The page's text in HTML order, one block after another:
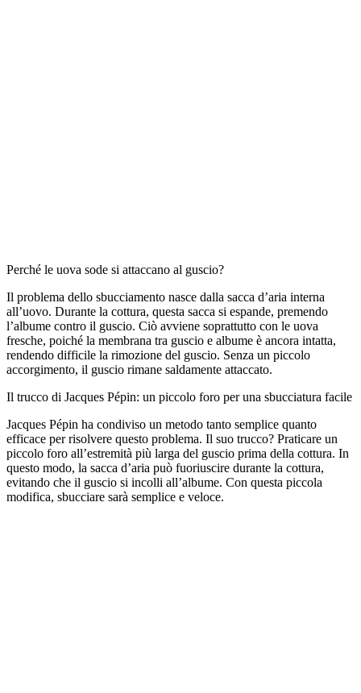
Perché le uova sode si attaccano al guscio?
Il problema dello sbucciamento nasce dalla sacca d’aria interna
all’uovo. Durante la cottura, questa sacca si espande, premendo
l’albume contro il guscio. Ciò avviene soprattutto con le uova
fresche, poiché la membrana tra guscio e albume è ancora intatta,
rendendo difficile la rimozione del guscio. Senza un piccolo
accorgimento, il guscio rimane saldamente attaccato.
Il trucco di Jacques Pépin: un piccolo foro per una sbucciatura facile
Jacques Pépin ha condiviso un metodo tanto semplice quanto
efficace per risolvere questo problema. Il suo trucco? Praticare un
piccolo foro all’estremità più larga del guscio prima della cottura. In
questo modo, la sacca d’aria può fuoriuscire durante la cottura,
evitando che il guscio si incolli all’albume. Con questa piccola
modifica, sbucciare sarà semplice e veloce.